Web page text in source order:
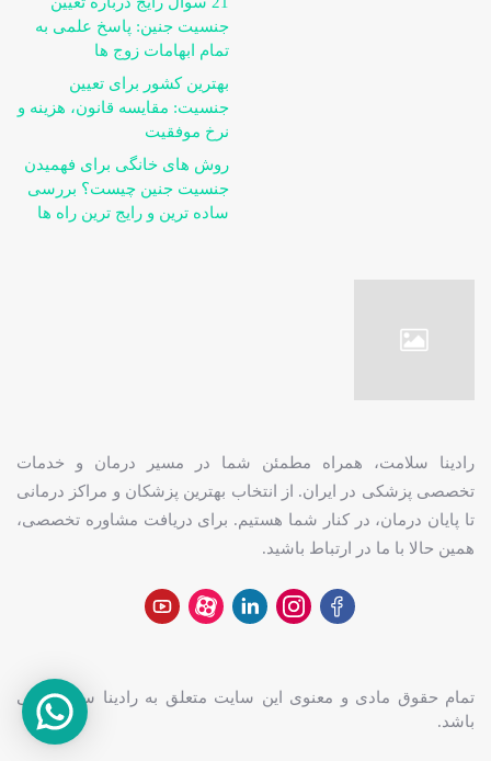
جنسیت جنین: پاسخ علمی به
تمام ابهامات زوج ها
بهترین کشور برای تعیین
جنسیت: مقایسه قانون، هزینه و
نرخ موفقیت
روش های خانگی برای فهمیدن
جنسیت جنین چیست؟ بررسی
ساده ترین و رایج ترین راه ها
رادینا سلامت، همراه مطمئن شما در مسیر درمان و خدمات
تخصصی پزشکی در ایران. از انتخاب بهترین پزشکان و مراکز درمانی
تا پایان درمان، در کنار شما هستیم. برای دریافت مشاوره تخصصی،
همین حالا با ما در ارتباط باشید.
تمام حقوق مادی و معنوی این سایت متعلق بهرادینا سلامتمی
باشد.